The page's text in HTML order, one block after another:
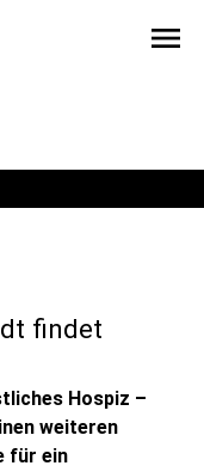
menu
findet
Hospiz –
weiteren
für ein